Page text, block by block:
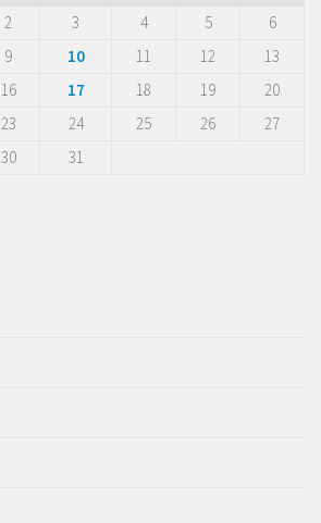
2 3 4 5
6
9 10 11 12
13
16 17 18 19
20
23 24 25 26
27
30
31